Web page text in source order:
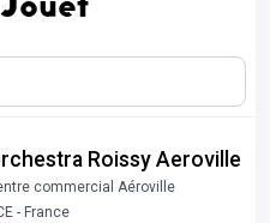
Roissy Aeroville
commercial Aéroville
- France